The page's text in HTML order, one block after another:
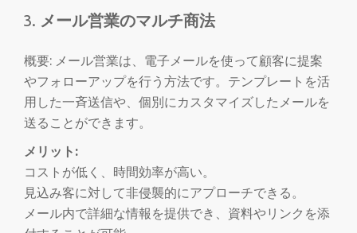
メール営業のマルチ商法
概要: メール営業は、電子メールを使って顧客に提案
やフォローアップを行う方法です。テンプレートを活
用した一斉送信や、個別にカスタマイズしたメールを
送ることができます。
メリット:
コストが低く、時間効率が高い。
見込み客に対して非侵襲的にアプローチできる。
メール内で詳細な情報を提供でき、資料やリンクを添